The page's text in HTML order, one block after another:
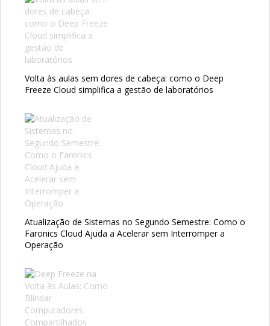
Volta às aulas sem dores de cabeça: como o Deep
Freeze Cloud simplifica a gestão de laboratórios
Atualização de Sistemas no Segundo Semestre: Como o
Faronics Cloud Ajuda a Acelerar sem Interromper a
Operação